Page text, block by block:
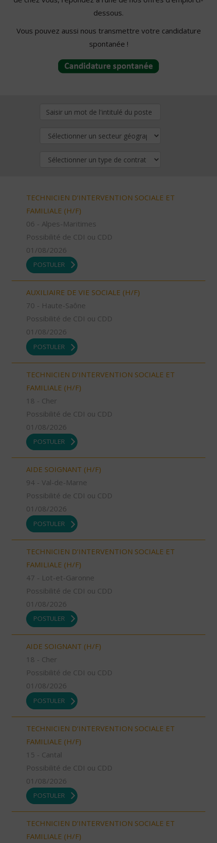
dessous.
Vous pouvez aussi nous transmettre votre candidature
spontanée !
TECHNICIEN D’INTERVENTION SOCIALE ET
FAMILIALE (H/F)
06 - Alpes-Maritimes
Possibilité de CDI ou CDD
01/08/2026
POSTULER
AUXILIAIRE DE VIE SOCIALE (H/F)
70 - Haute-Saône
Possibilité de CDI ou CDD
01/08/2026
POSTULER
TECHNICIEN D’INTERVENTION SOCIALE ET
FAMILIALE (H/F)
18 - Cher
Possibilité de CDI ou CDD
01/08/2026
POSTULER
AIDE SOIGNANT (H/F)
94 - Val-de-Marne
Possibilité de CDI ou CDD
01/08/2026
POSTULER
TECHNICIEN D’INTERVENTION SOCIALE ET
FAMILIALE (H/F)
47 - Lot-et-Garonne
Possibilité de CDI ou CDD
01/08/2026
POSTULER
AIDE SOIGNANT (H/F)
18 - Cher
Possibilité de CDI ou CDD
01/08/2026
POSTULER
TECHNICIEN D’INTERVENTION SOCIALE ET
FAMILIALE (H/F)
15 - Cantal
Possibilité de CDI ou CDD
01/08/2026
POSTULER
TECHNICIEN D’INTERVENTION SOCIALE ET
FAMILIALE (H/F)